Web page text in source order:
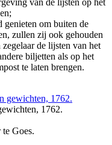
om buiten de
zullen zij ook gehouden
de lijsten van het
biljetten als op het
te laten brengen.
1762.
Goes.